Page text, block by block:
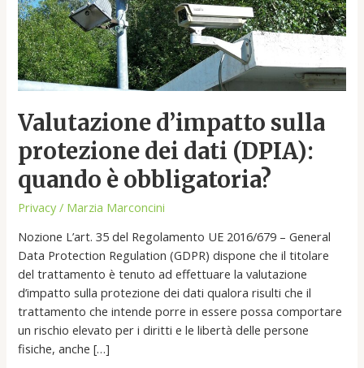
Valutazione d’impatto sulla
protezione dei dati (DPIA):
quando è obbligatoria?
Privacy / Marzia Marconcini
Nozione L’art. 35 del Regolamento UE 2016/679 – General
Data Protection Regulation (GDPR) dispone che il titolare
del trattamento è tenuto ad effettuare la valutazione
d’impatto sulla protezione dei dati qualora risulti che il
trattamento che intende porre in essere possa comportare
un rischio elevato per i diritti e le libertà delle persone
fisiche, anche […]
obbligatoria?